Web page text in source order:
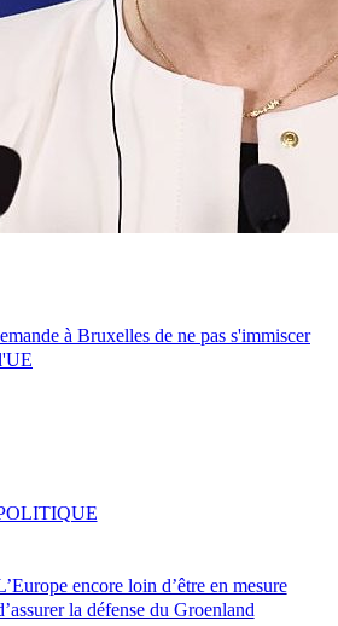
à Bruxelles de ne pas s'immiscer
encore loin d’être en mesure
la défense du Groenland